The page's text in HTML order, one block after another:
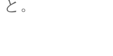
と。
殺風景だ